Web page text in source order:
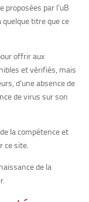
proposées par l’uB
titre que ce
offrir aux
et vérifiés, mais
d’une absence de
de virus sur son
la compétence et
ce site.
de la